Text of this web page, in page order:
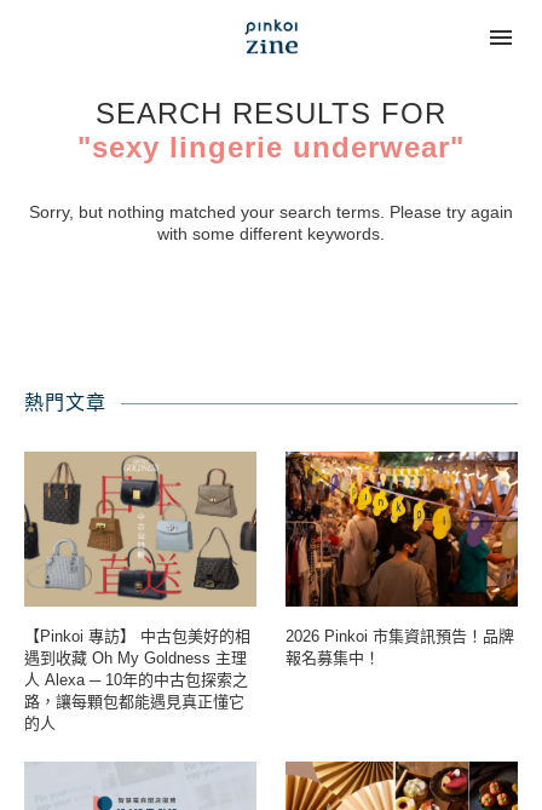
SEARCH RESULTS FOR
"sexy lingerie underwear"
Sorry, but nothing matched your search terms. Please try again
with some different keywords.
熱門文章
【Pinkoi 專訪】 中古包美好的相
遇到收藏 Oh My Goldness 主理
人 Alexa ─ 10年的中古包探索之
路，讓每顆包都能遇見真正懂它
的人
2026 Pinkoi 市集資訊預告！品牌
報名募集中！